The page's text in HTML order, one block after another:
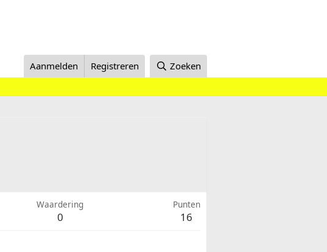
Aanmelden Registreren Zoeken
Waardering
0
Punten
16